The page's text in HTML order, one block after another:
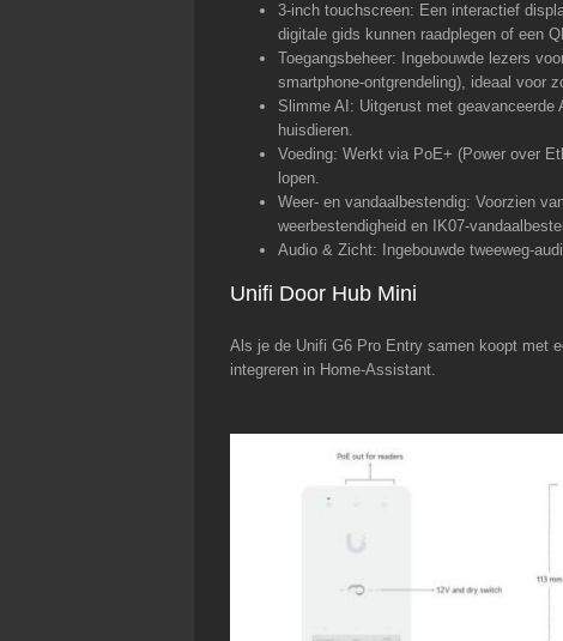
3-inch touchscreen: Een interactief
digitale gids kunnen raadplegen of een
Toegangsbeheer: Ingebouwde lezers
smartphone-ontgrendeling), ideaal voor
Slimme AI: Uitgerust met
huisdieren.
Voeding: Werkt via PoE+ (Power over
lopen.
Weer- en vandaalbestendig: Voorzien
weerbestendigheid en IK07-
Audio & Zicht: Ingebouwde tweeweg-
Unifi Door Hub Mini
Als je de Unifi G6 Pro Entry samen koopt met
integreren in Home-Assistant.